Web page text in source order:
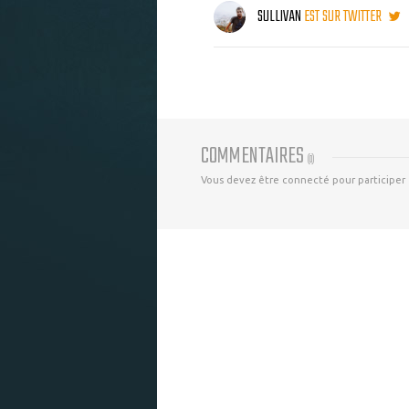
SULLIVANEST SUR TWITTER
COMMENTAIRES (0)
Vous devez être connecté pour participer